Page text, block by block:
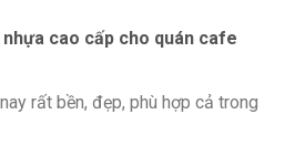
cao cấp cho quán cafe
rất bền, đẹp, phù hợp cả trong